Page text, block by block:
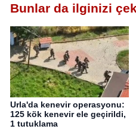
Bunlar da ilginizi
Urla'da kenevir operasyonu:
125 kök kenevir ele geçirildi,
1 tutuklama